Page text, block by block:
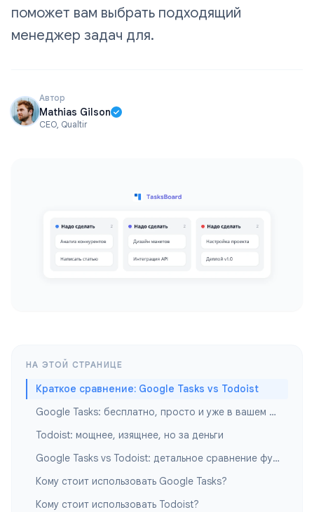
поможет вам выбрать подходящий
менеджер задач для.
Автор
Mathias Gilson
CEO, Qualtir
НА ЭТОЙ СТРАНИЦЕ
Краткое сравнение: Google Tasks vs Todoist
Google Tasks: бесплатно, просто и уже в вашем аккаунте Google
Todoist: мощнее, изящнее, но за деньги
Google Tasks vs Todoist: детальное сравнение функций
Кому стоит использовать Google Tasks?
Кому стоит использовать Todoist?